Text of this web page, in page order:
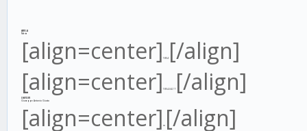
ABELA
Maria
[align=center] 1854
[/align]
[align=center] 1854-04-17 [/align]
CHETCUTI
Giuseppe Antonio Giusto
[align=center] m [/align]